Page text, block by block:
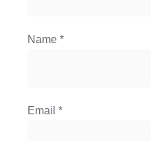
Name *
Email *